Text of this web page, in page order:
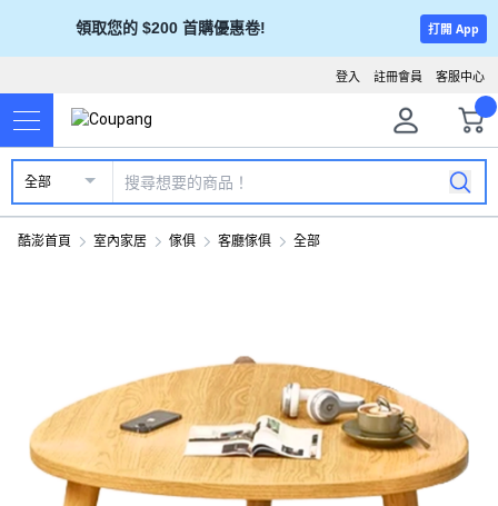
領取您的 $200 首購優惠卷! 打開 App
客服中心
註冊會員
登入
全部
酷澎首頁 室內家居 傢俱 客廳傢俱 全部